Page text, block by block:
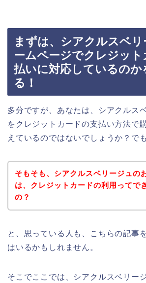
まずは、シアクルスベ
ームページでクレジッ
払いに対応しているのか
る！
多分ですが、あなたは、シアクルス
をクレジットカードの支払い方法で
えているのではないでしょうか？で
そもそも、シアクルスベリージュの
は、クレジットカードの利用ってで
の？
と、思っている人も、こちらの記事
はいるかもしれません。
そこでここでは、シアクルスベリー